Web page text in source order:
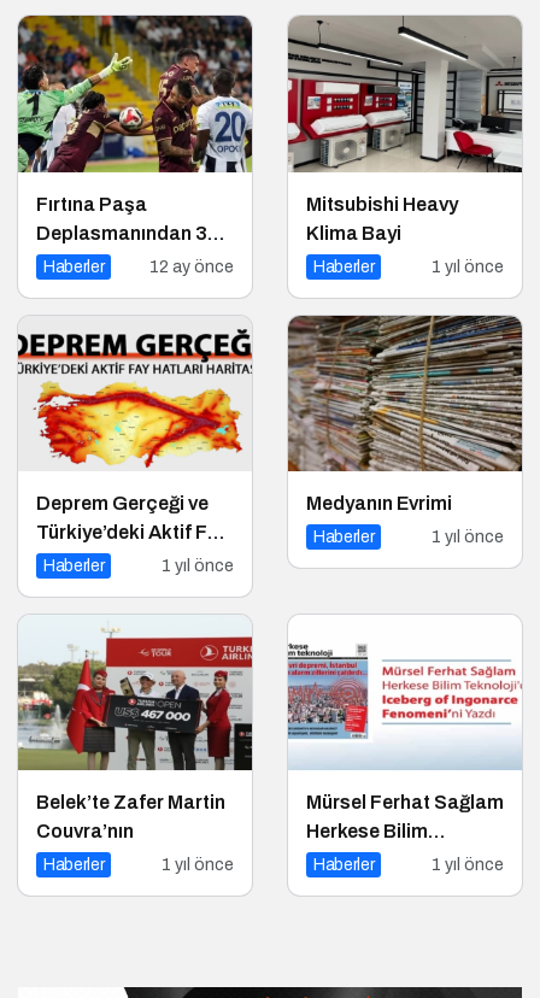
Çıkıyor
Fırtına Paşa
Deplasmanından 3
Puanla Ayrıldı
Haberler 12 ay önce
Mitsubishi Heavy
Klima Bayi
Haberler 1 yıl önce
Deprem Gerçeği ve
Türkiye’deki Aktif Fay
Hatları (Tüm Şehirler)
Haberler 1 yıl önce
Medyanın Evrimi
Haberler 1 yıl önce
Belek’te Zafer Martin
Couvra’nın
Haberler 1 yıl önce
Mürsel Ferhat Sağlam
Herkese Bilim
Teknoloji’de “Iceberg
Haberler 1 yıl önce